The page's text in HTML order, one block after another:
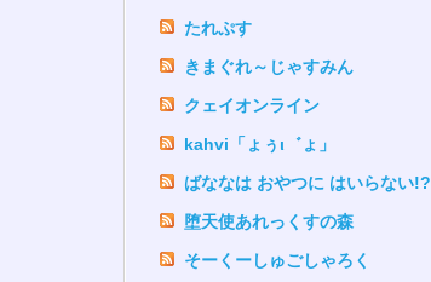
たれぷす
きまぐれ～じゃすみん
クェイオンライン
kahvi「ょぅι゛ょ」
ばななは おやつに はいらない!?
堕天使あれっくすの森
そーくーしゅごしゃろく